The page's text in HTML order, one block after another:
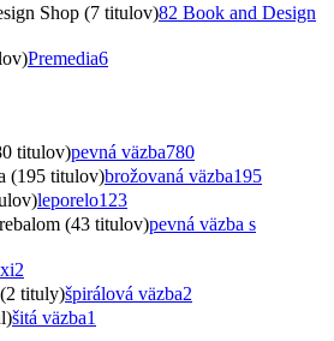
Shop (7 titulov)82 Book and Design
Premedia6
titulov)pevná väzba780
(195 titulov)brožovaná väzba195
leporelo123
(43 titulov)pevná väzba s
2
tituly)špirálová väzba2
šitá väzba1